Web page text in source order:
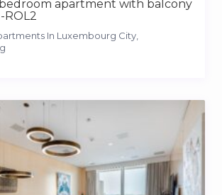
apartment with balcony
ROL2
In Luxembourg City,